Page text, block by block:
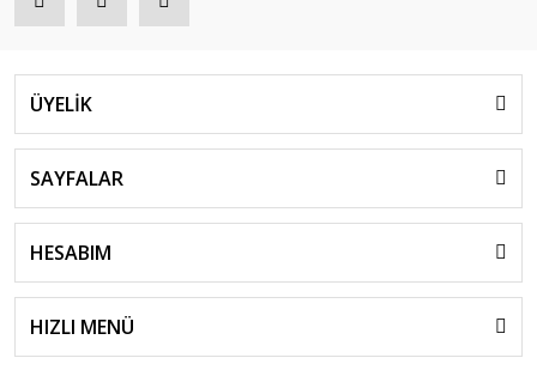
ÜYELİK
SAYFALAR
HESABIM
HIZLI MENÜ